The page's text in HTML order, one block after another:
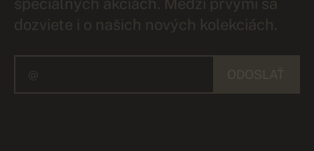
dozviete i o našich nových kolekciách.